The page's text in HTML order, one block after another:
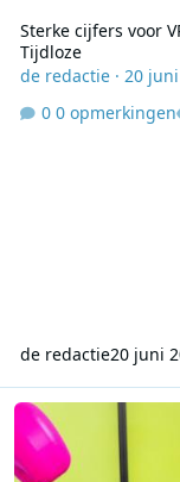
Sterke cijfers voor
Tijdloze
de redactie· 20
0 opmerkingen
de redactie20 juni
CIM-cijfers: Radio2